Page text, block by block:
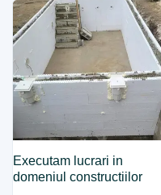
Executam lucrari in
domeniul constructiilor